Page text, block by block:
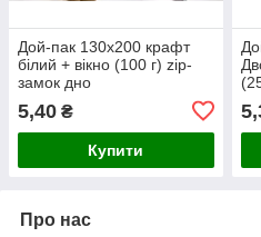
Дой-пак 130х200 крафт
білий + вікно (100 г) zip-
замок дно
5,40 ₴
Купити
Про нас